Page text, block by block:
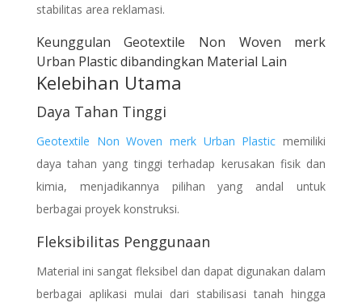
stabilitas area reklamasi.
KeunggulanGeotextile Non Woven merk
Urban Plasticdibandingkan Material Lain
Kelebihan Utama
Daya Tahan Tinggi
Geotextile Non Woven merk Urban Plastic memiliki
daya tahan yang tinggi terhadap kerusakan fisik dan
kimia, menjadikannya pilihan yang andal untuk
berbagai proyek konstruksi.
Fleksibilitas Penggunaan
Material ini sangat fleksibel dan dapat digunakan dalam
berbagai aplikasi mulai dari stabilisasi tanah hingga